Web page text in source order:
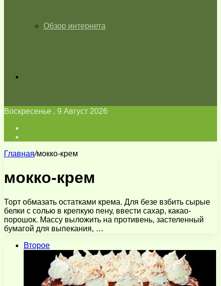
Обзор интернета
Воскресенье , 9 Август 2026
Главная/мокко-крем
мокко-крем
Торт обмазать остатками крема. Для безе взбить сырые
белки с солью в крепкую пену, ввести сахар, какао-
порошок. Массу выложить на противень, застеленный
бумагой для выпекания, …
Второе